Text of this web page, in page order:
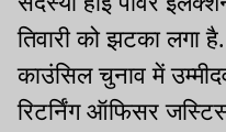
तिवारी को झटका लगा
काउंसिल चुनाव में
रिटर्निंग ऑफिसर